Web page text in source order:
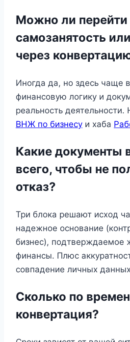
Можно ли перейти
самозанятость
через
Иногда да, но здесь чаще
финансовую логику и
реальность деятельности.
ВНЖ по бизнесу и хаба
Какие документы
всего, чтобы не
отказ?
Три блока решают исход
надежное основание
бизнес), подтверждаемое
финансы. Плюс
совпадение личных
Сколько по
конвертация?